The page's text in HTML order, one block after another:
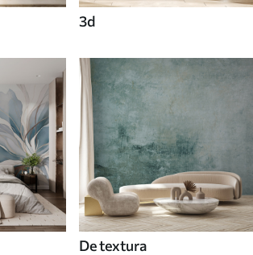
3d
De textura